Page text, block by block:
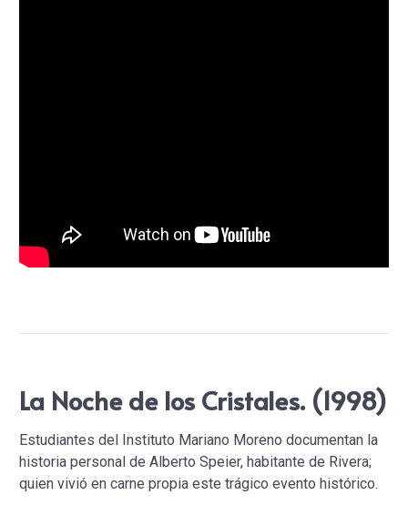
La Noche de los Cristales. (1998)
Estudiantes del Instituto Mariano Moreno documentan la
historia personal de Alberto Speier, habitante de Rivera;
quien vivió en carne propia este trágico evento histórico.